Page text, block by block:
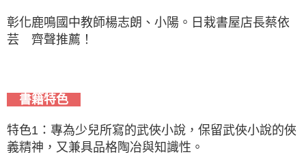
彰化鹿鳴國中教師楊志朗、小陽。日栽書屋店長蔡依
芸 齊聲推薦！
書籍特色
特色1：專為少兒所寫的武俠小說，保留武俠小說的俠
義精神，又兼具品格陶冶與知識性。